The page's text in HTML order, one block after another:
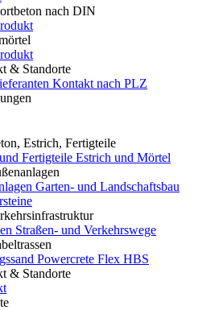
nach DIN
& Standorte
Kontakt nach PLZ
Estrich, Fertigteile
Fertigteile Estrich und Mörtel
Garten- und Landschaftsbau
Straßen- und Verkehrswege
Powercrete Flex HBS
& Standorte